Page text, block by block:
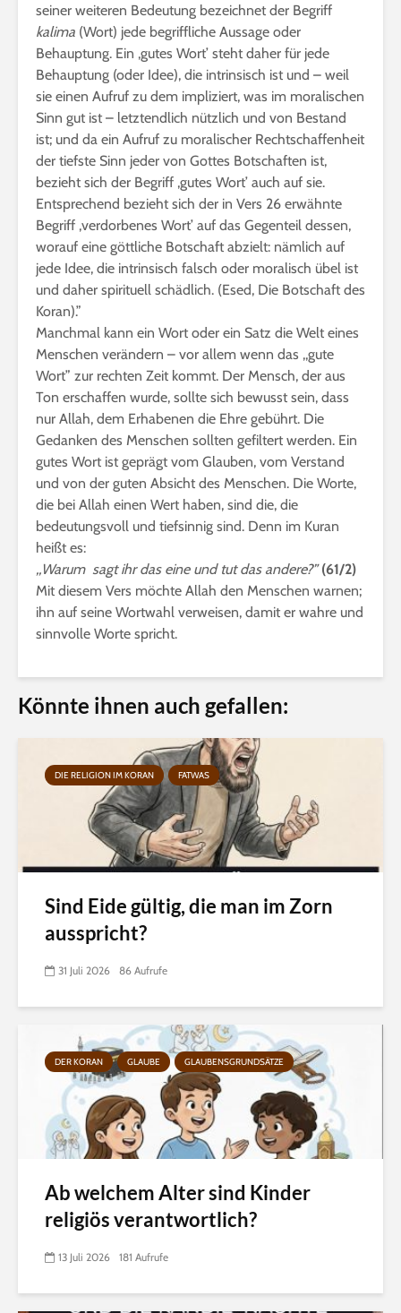
seiner weiteren Bedeutung bezeichnet der Begriff
kalima (Wort) jede begriffliche Aussage oder
Behauptung. Ein ,gutes Wort’ steht daher für jede
Behauptung (oder Idee), die intrinsisch ist und – weil
sie einen Aufruf zu dem impliziert, was im moralischen
Sinn gut ist – letztendlich nützlich und von Bestand
ist; und da ein Aufruf zu moralischer Rechtschaffenheit
der tiefste Sinn jeder von Gottes Botschaften ist,
bezieht sich der Begriff ,gutes Wort’ auch auf sie.
Entsprechend bezieht sich der in Vers 26 erwähnte
Begriff ,verdorbenes Wort’ auf das Gegenteil dessen,
worauf eine göttliche Botschaft abzielt: nämlich auf
jede Idee, die intrinsisch falsch oder moralisch übel ist
und daher spirituell schädlich. (Esed, Die Botschaft des
Koran).”
Manchmal kann ein Wort oder ein Satz die Welt eines
Menschen verändern – vor allem wenn das ,,gute
Wort” zur rechten Zeit kommt. Der Mensch, der aus
Ton erschaffen wurde, sollte sich bewusst sein, dass
nur Allah, dem Erhabenen die Ehre gebührt. Die
Gedanken des Menschen sollten gefiltert werden. Ein
gutes Wort ist geprägt vom Glauben, vom Verstand
und von der guten Absicht des Menschen. Die Worte,
die bei Allah einen Wert haben, sind die, die
bedeutungsvoll und tiefsinnig sind. Denn im Kuran
heißt es:
,,Warum sagt ihr das eine und tut das andere?” (61/2)
Mit diesem Vers möchte Allah den Menschen warnen;
ihn auf seine Wortwahl verweisen, damit er wahre und
sinnvolle Worte spricht.
Könnte ihnen auch gefallen:
DIE RELIGION IM KORAN FATWAS
Sind Eide gültig, die man im Zorn
ausspricht?
31 Juli 2026 86 Aufrufe
DER KORAN GLAUBE GLAUBENSGRUNDSÄTZE
Ab welchem Alter sind Kinder
religiös verantwortlich?
13 Juli 2026 181 Aufrufe